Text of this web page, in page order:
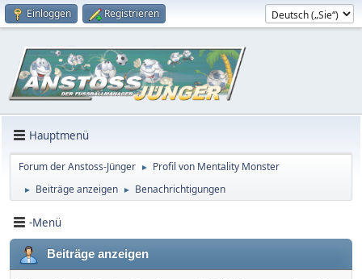
Einloggen Registrieren
Hauptmenü
Forum der Anstoss-Jünger ► Profil von Mentality Monster
► Beiträge anzeigen ► Benachrichtigungen
-Menü
Beiträge anzeigen